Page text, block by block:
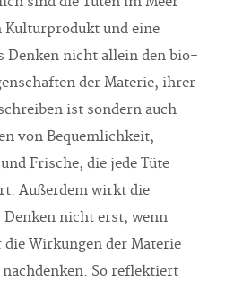
Kulturprodukt und eine
Denken nicht allein den bio-
der Materie, ihrer
ist sondern auch
von Bequemlichkeit,
Frische, die jede Tüte
Außerdem wirkt die
Denken nicht erst, wenn
die Wirkungen der Materie
So reflektiert